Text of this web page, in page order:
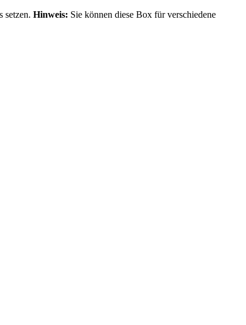
setzen. Hinweis: Sie können diese Box für verschiedene